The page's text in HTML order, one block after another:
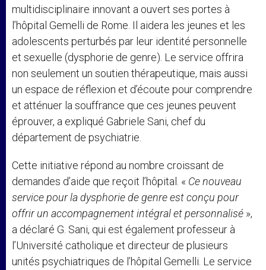
multidisciplinaire innovant a ouvert ses portes à
l’hôpital Gemelli de Rome. Il aidera les jeunes et les
adolescents perturbés par leur identité personnelle
et sexuelle (dysphorie de genre). Le service offrira
non seulement un soutien thérapeutique, mais aussi
un espace de réflexion et d’écoute pour comprendre
et atténuer la souffrance que ces jeunes peuvent
éprouver, a expliqué Gabriele Sani, chef du
département de psychiatrie.
Cette initiative répond au nombre croissant de
demandes d’aide que reçoit l’hôpital. « Ce nouveau
service pour la dysphorie de genre est conçu pour
offrir un accompagnement intégral et personnalisé »,
a déclaré G. Sani, qui est également professeur à
l’Université catholique et directeur de plusieurs
unités psychiatriques de l’hôpital Gemelli. Le service